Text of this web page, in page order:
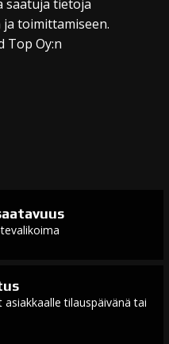
saatuja tietoja
toimittamiseen.
Top Oy:n
tilauspäivänä tai